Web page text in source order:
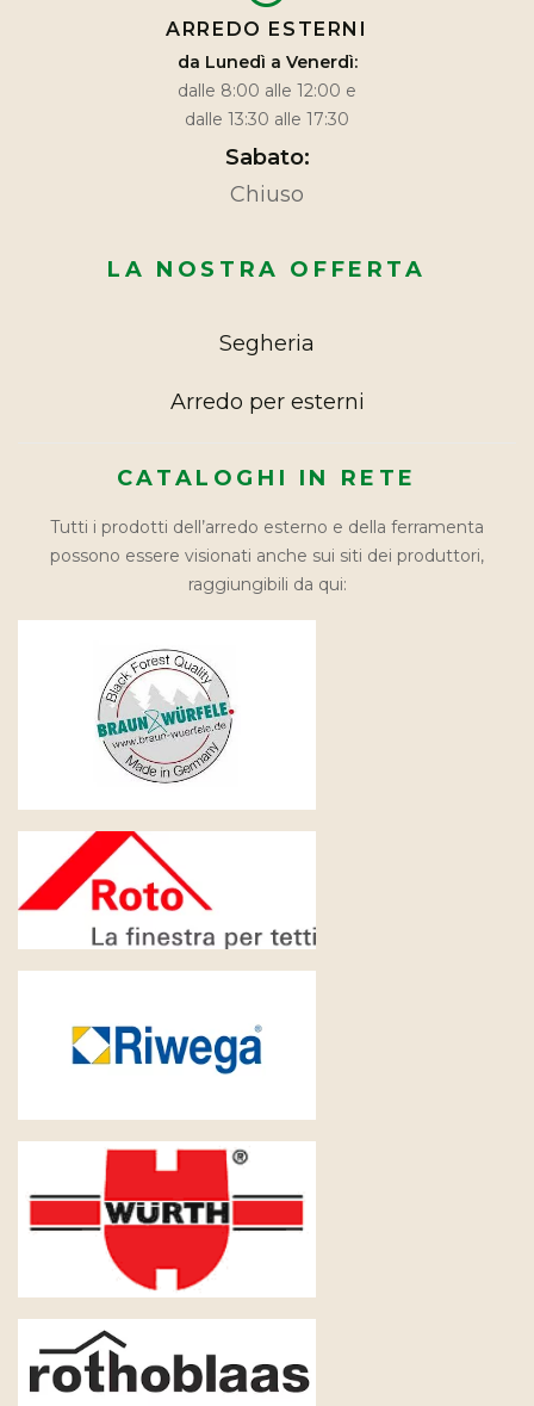
ARREDO ESTERNI
da Lunedì a Venerdì:
dalle 8:00 alle 12:00 e
dalle 13:30 alle 17:30
Sabato:
Chiuso
LA NOSTRA OFFERTA
Segheria
Arredo per esterni
CATALOGHI IN RETE
Tutti i prodotti dell’arredo esterno e della ferramenta
possono essere visionati anche sui siti dei produttori,
raggiungibili da qui: